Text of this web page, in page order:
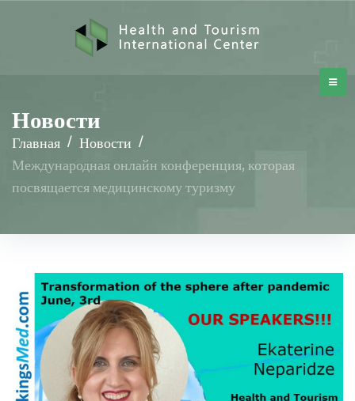
Новости
Главная / Новости /
Международная онлайн конференция, которая
посвящается медицинскому туризму